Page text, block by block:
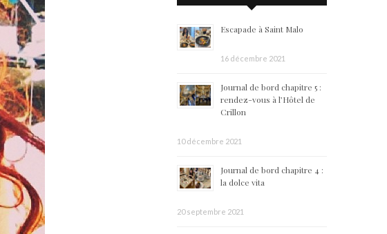
Escapade à Saint Malo
16 décembre 2021
Journal de bord chapitre 5 :
rendez-vous à l’Hôtel de
Crillon
10 décembre 2021
Journal de bord chapitre 4 :
la dolce vita
20 septembre 2021